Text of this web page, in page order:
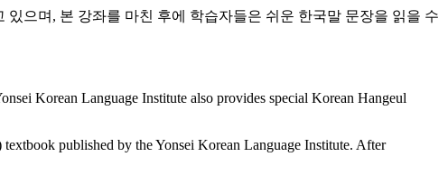
으며, 본 강좌를 마친 후에 학습자들은 쉬운 한국말 문장을 읽을 수
Korean Language Institute also provides special Korean Hangeul
published by the Yonsei Korean Language Institute. After